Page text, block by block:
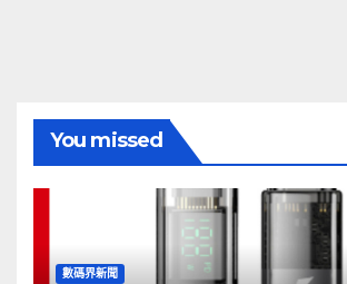
You missed
數碼界新聞